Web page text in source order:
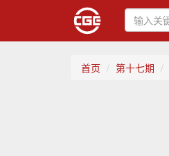
首页 第十七期